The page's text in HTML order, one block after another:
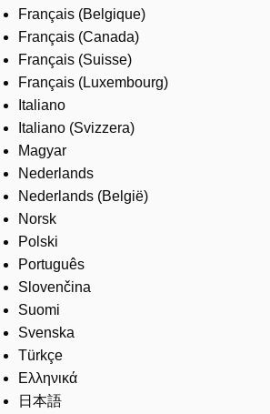
Français (Belgique)
Français (Canada)
Français (Suisse)
Français (Luxembourg)
Italiano
Italiano (Svizzera)
Magyar
Nederlands
Nederlands (België)
Norsk
Polski
Português
Slovenčina
Suomi
Svenska
Türkçe
Ελληνικά
日本語